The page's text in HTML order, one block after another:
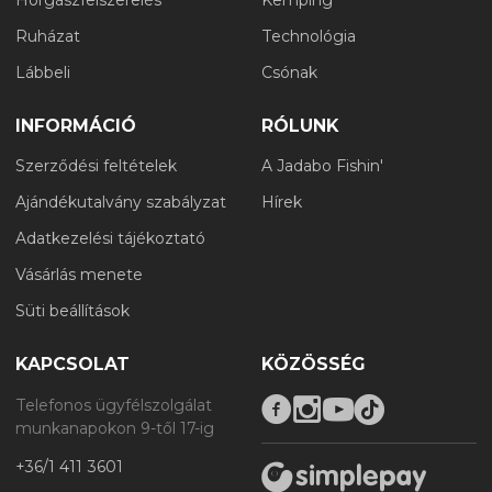
Ruházat
Lábbeli
Technológia
Csónak
INFORMÁCIÓ
Szerződési feltételek
Ajándékutalvány szabályzat
Adatkezelési tájékoztató
Vásárlás menete
Süti beállítások
RÓLUNK
A Jadabo Fishin'
Hírek
KAPCSOLAT
Telefonos ügyfélszolgálat
munkanapokon 9-től 17-ig
+36/1 411 3601
KÖZÖSSÉG